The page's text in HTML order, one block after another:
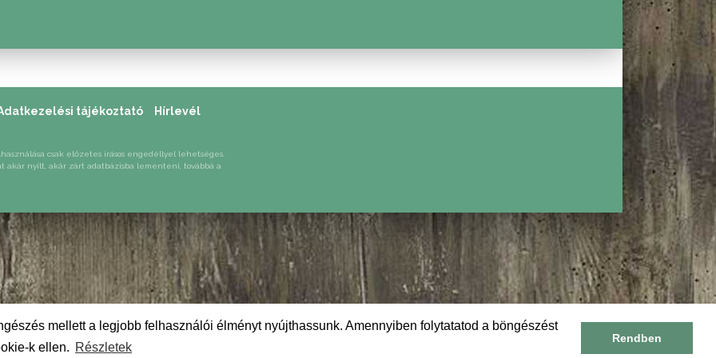
mellett a legjobb felhasználói élményt nyújthassunk. Amennyiben folytatatod a böngészést
k ellen. Részletek
Rendben
tájékoztató Hírlevél
csak előzetes írásos engedéllyel lehetséges.
nyílt, akár zárt adatbázisba lementeni, továbbá a